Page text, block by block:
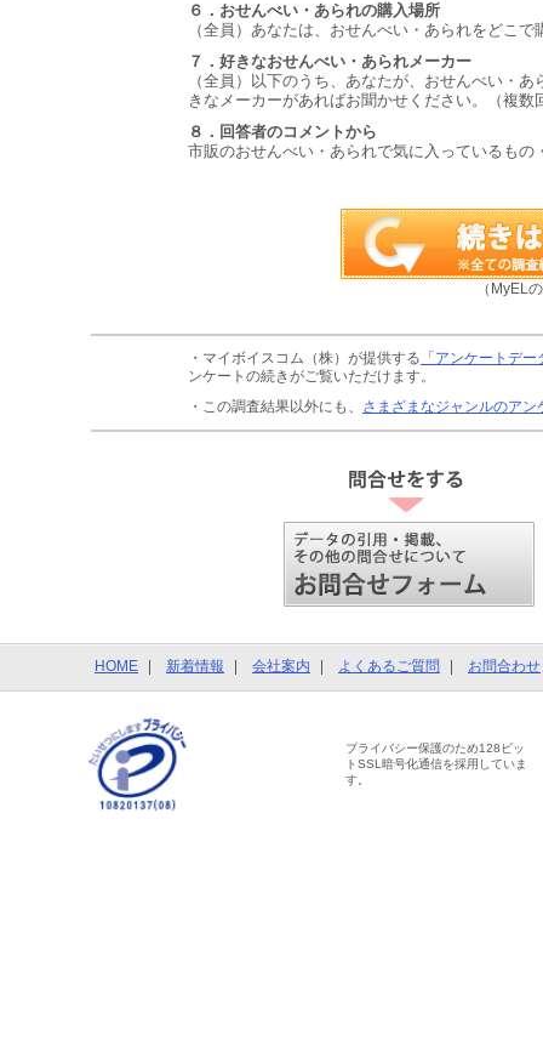
６．おせんべい・あられの購入場所
（全員）あなたは、おせんべい・あられをどこ
７．好きなおせんべい・あられメーカー
（全員）以下のうち、あなたが、おせんべい・
きなメーカーがあればお聞かせください。（複数
８．回答者のコメントから
市販のおせんべい・あられで気に入っているもの
（MyEL
・マイボイスコム（株）が提供する 「アンケートデ
ンケートの続きがご覧いただけます。
・この調査結果以外にも、 さまざまなジャンルのアン
HOME 新着情報 会社案内 よくあるご質問 お問合わせ
プライバシー保護のため128ビッ
トSSL暗号化通信を採用していま
す。